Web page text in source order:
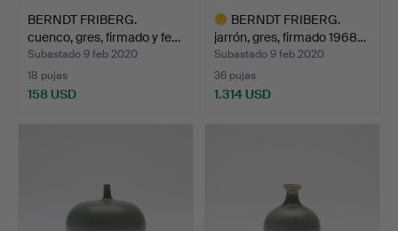
BERNDT FRIBERG.
cuenco, gres, firmado y fe…
Subastado 9 feb 2020
18 pujas
158 USD
BERNDT FRIBERG.
jarrón, gres, firmado 1968…
Subastado 9 feb 2020
36 pujas
1.314 USD